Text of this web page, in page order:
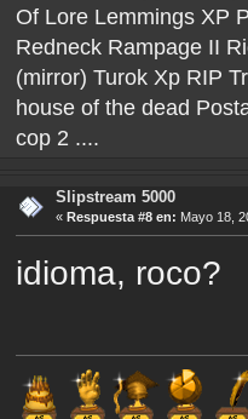
Of Lore Lemmings XP
Redneck Rampage II
(mirror) Turok Xp RIP
house of the dead
cop 2 ....
Slipstream 5000
« Respuesta #8 en: Mayo 18,
idioma, roco?